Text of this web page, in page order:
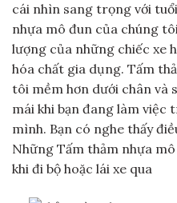
cái nhìn sang trọng với
nhựa mô đun của chúng
lượng của những chiếc xe
hóa chất gia dụng. Tấm
tôi mềm hơn dưới chân và
mái khi bạn đang làm việc
mình. Bạn có nghe thấy
Những Tấm thảm nhựa
khi đi bộ hoặc lái xe qua